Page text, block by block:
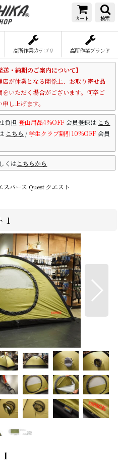
カート 検索
高所作業カテゴリ 高所作業ブランド
・納期のご案内について】
が休業となる関係上、お取り寄せ品
いただく場合がございます。何卒ご
し上げます。
負担 登山用品4%OFF 会員登録は こち
こちら /学生クラブ割引10%OFF 会員
くはこちらから
スパース Quest クエスト
1